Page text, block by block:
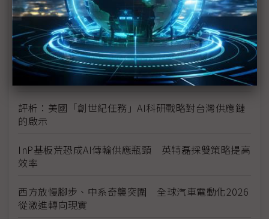
東南亞各國與美貿易協議持續推進 2026聚焦關鍵礦
產、轉口問題
陳立武與川普關鍵40分鐘會談 將政治阻力化為英特
爾資金
評析：美國「創世紀任務」AI科研戰略對台灣供應鏈
的啟示
InP基板荒恐成AI傳輸供應瓶頸 英特磊採雙策略提高
效率
西方放慢腳步、中系奇襲突圍 全球汽車電動化2026
從激進轉向現實